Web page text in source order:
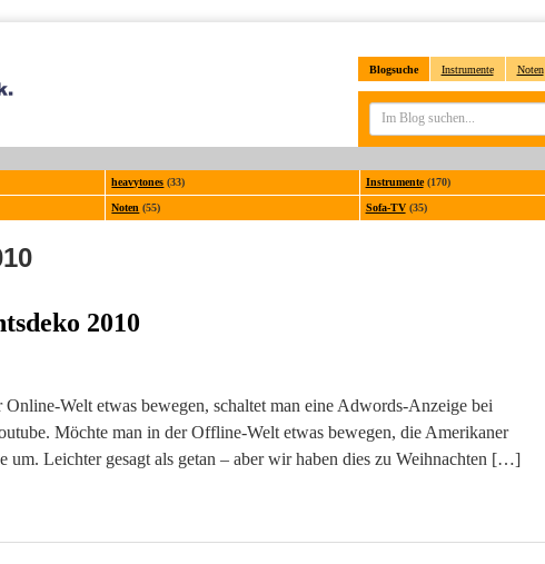
Blogsuche Instrumente Noten
heavytones (33) Instrumente(170)
Noten (55) Sofa-TV(35)
2010
Welt etwas bewegen, schaltet man eine Adwords-Anzeige bei
Möchte man in der Offline-Welt etwas bewegen, die Amerikaner
um. Leichter gesagt als getan – aber wir haben dies zu Weihnachten […]